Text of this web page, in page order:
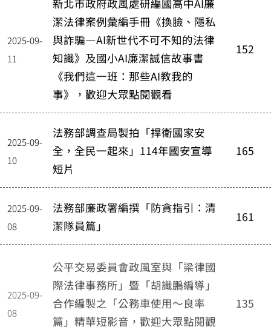
2025-09-
11
新北市政府政風處研編國高中AI廉
潔法律案例彙編手冊《換臉、隱私
與詐騙—AI新世代不可不知的法律
知識》及國小AI廉潔誠信故事書
《我們這一班：那些AI教我的
事》，歡迎大眾點閱觀看
152
2025-09-
10
法務部調查局製拍「捍衛國家安
全，全民一起來」114年國安宣導
短片
165
2025-09-
08
法務部廉政署編撰「防貪指引：清
潔隊員篇」
161
2025-09-
08
公平交易委員會政風室與「梁律國
際法律事務所」暨「胡識鵬編導」
合作編製之「公務車使用〜良率
篇」精華短影音，歡迎大眾點閱觀
135